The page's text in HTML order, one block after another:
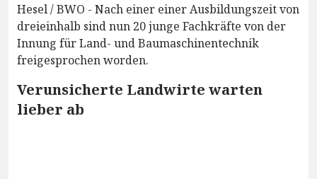
Hesel / BWO - Nach einer einer Ausbildungszeit von
dreieinhalb sind nun 20 junge Fachkräfte von der
Innung für Land- und Baumaschinentechnik
freigesprochen worden.
Verunsicherte Landwirte warten
lieber ab